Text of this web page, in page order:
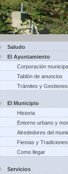
Saludo
El Ayuntamiento
Corporación
Tablón de anuncios
Trámites y Gestiones
El Municipio
Historia
Entorno urbano y
Alrededores del
Fiestas y Tradiciones
Como llegar
Servicios